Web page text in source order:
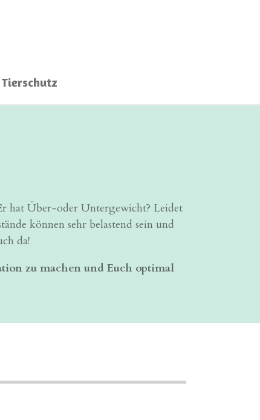
Tierschutz
hat Über-oder Untergewicht? Leidet
können sehr belastend sein und
da!
zu machen und Euch optimal